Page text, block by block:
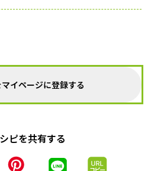
イページに登録する
ピを共有する